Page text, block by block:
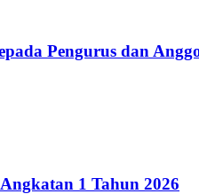
Pengurus dan
1 Tahun 2026